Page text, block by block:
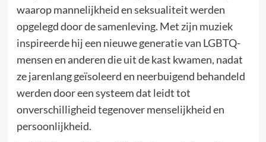
waarop mannelijkheid en seksualiteit werden
opgelegd door de samenleving. Met zijn muziek
inspireerde hij een nieuwe generatie van LGBTQ-
mensen en anderen die uit de kast kwamen, nadat
ze jarenlang geïsoleerd en neerbuigend behandeld
werden door een systeem dat leidt tot
onverschilligheid tegenover menselijkheid en
persoonlijkheid.